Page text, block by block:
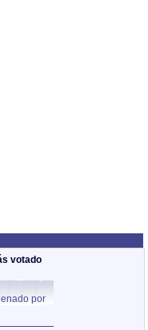
votado
por